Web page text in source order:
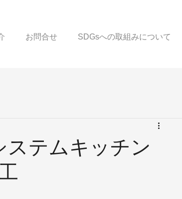
お問合せ SDGsへの取組みについて
ステムキッチン